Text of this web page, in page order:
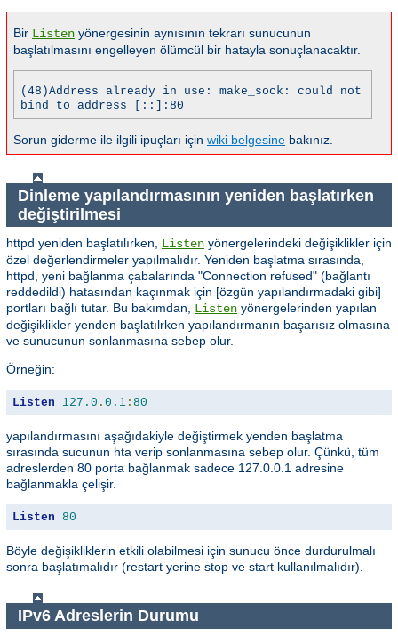
Bir Listen yönergesinin aynısının tekrarı sunucunun
başlatılmasını engelleyen ölümcül bir hatayla sonuçlanacaktır.
(48)Address already in use: make_sock: could not
bind to address [::]:80
Sorun giderme ile ilgili ipuçları için wiki belgesine bakınız.
Dinleme yapılandırmasının yeniden başlatırken
değiştirilmesi
httpd yeniden başlatılırken, Listen yönergelerindeki değişiklikler için
özel değerlendirmeler yapılmalıdır. Yeniden başlatma sırasında,
httpd, yeni bağlanma çabalarında "Connection refused" (bağlantı
reddedildi) hatasından kaçınmak için [özgün yapılandırmadaki gibi]
portları bağlı tutar. Bu bakımdan, Listen yönergelerinden yapılan
değişiklikler yenden başlatılrken yapılandırmanın başarısız olmasına
ve sunucunun sonlanmasına sebep olur.
Örneğin:
Listen 127.0 . 0.1 : 80
yapılandırmasını aşağıdakiyle değiştirmek yenden başlatma
sırasında sucunun hta verip sonlanmasına sebep olur. Çünkü, tüm
adreslerden 80 porta bağlanmak sadece 127.0.0.1 adresine
bağlanmakla çelişir.
Listen 80
Böyle değişikliklerin etkili olabilmesi için sunucu önce durdurulmalı
sonra başlatımalıdır (restart yerine stop ve start kullanılmalıdır).
IPv6 Adreslerin Durumu